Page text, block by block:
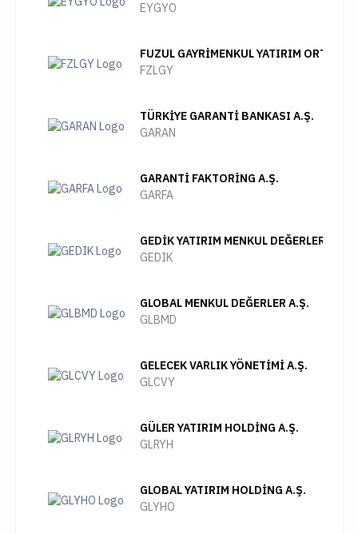
EYGYO
FUZUL GAYRİMENKUL YATIRIM
FZLGY
TÜRKİYE GARANTİ BANKASI A.Ş.
GARAN
GARANTİ FAKTORİNG A.Ş.
GARFA
GEDİK YATIRIM MENKUL DEĞERLER A.Ş.
GEDIK
GLOBAL MENKUL DEĞERLER A.Ş.
GLBMD
GELECEK VARLIK YÖNETİMİ A.Ş.
GLCVY
GÜLER YATIRIM HOLDİNG A.Ş.
GLRYH
GLOBAL YATIRIM HOLDİNG A.Ş.
GLYHO